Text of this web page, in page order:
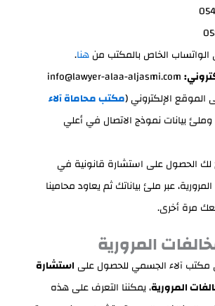
الواتساب الخاص بالمكتب منهنا.
الإلكتروني (مكتب محاماة آلاء
بيانات نموذج الاتصال في أعلي
لك الحصول على استشارة قانونية في
عبر ملئ بياناتك ثم يعاود محامينا
مرة أخرى.
المرورية
مكتب آلاء الجسمي للحصول على استشارة
المرورية، يمكننا التعرف على هذه